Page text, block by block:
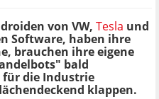
von VW, Tesla und
Software, haben ihre
brauchen ihre eigene
bald
für die Industrie
klappen.